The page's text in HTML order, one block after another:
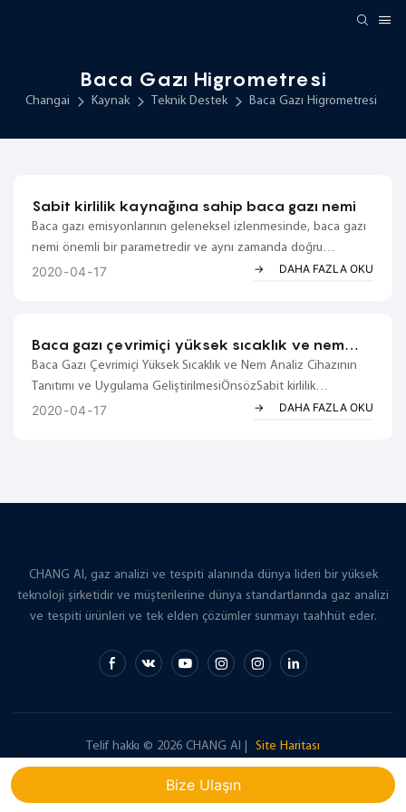
Baca Gazı Higrometresi
Changai Kaynak Teknik Destek Baca Gazı Higrometresi
Sabit kirlilik kaynağına sahip baca gazı nemi
Baca gazı emisyonlarının geleneksel izlenmesinde, baca gazı
nemi önemli bir parametredir ve aynı zamanda doğru
ölçülmesi en zor olanıdır. Nem ölçümünün kendisi diğer
2020 04 17 DAHA FAZLA OKU
Baca gazı çevrimiçi yüksek sıcaklık ve nem
analiz cihazının tanıtımı ve uygulama
geliştirilmesi
Baca Gazı Çevrimiçi Yüksek Sıcaklık ve Nem Analiz Cihazının
Tanıtımı ve Uygulama GeliştirilmesiÖnsözSabit kirlilik
kaynağının egzoz gazındaki baca gazı neminin ölçümü, esas
2020 04 17 DAHA FAZLA OKU
CHANG AI, gaz analizi ve tespiti alanında dünya lideri bir yüksek
teknoloji şirketidir ve müşterilerine dünya standartlarında gaz analizi
ve tespiti ürünleri ve tek elden çözümler sunmayı taahhüt eder.
Telif hakkı © 2026 CHANG AI | Site Haritası
Bize Ulaşın